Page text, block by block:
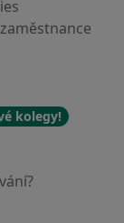
kolegy!